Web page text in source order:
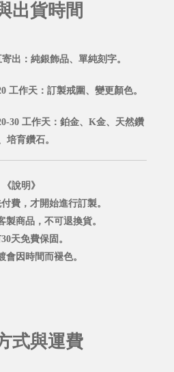
出貨時間
出：純銀飾品、單純刻字。
工作天：訂製戒圍、變更顏色。
30 工作天：鉑金、K金、天然鑽
培育鑽石。
《說明》
費，才開始進行訂製。
製商品，不可退換貨。
天免費保固。
會因時間而褪色。
式與運費